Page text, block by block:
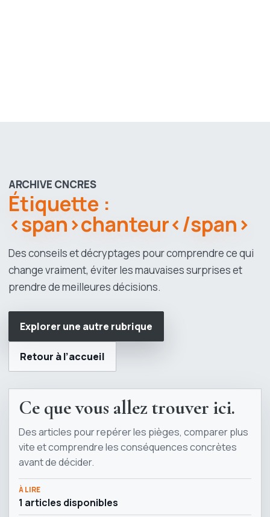
ARCHIVE CNCRES
Étiquette :
<span>chanteur</span>
Des conseils et décryptages pour comprendre ce qui
change vraiment, éviter les mauvaises surprises et
prendre de meilleures décisions.
Explorer une autre rubrique
Retour à l’accueil
Ce que vous allez trouver ici.
Des articles pour repérer les pièges, comparer plus
vite et comprendre les conséquences concrètes
avant de décider.
À LIRE
1 articles disponibles